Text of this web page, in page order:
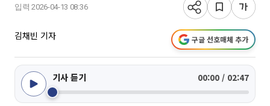
입력 2026-04-13 08:36
김채빈 기자 구글 선호매체 추가
기사 듣기 00:00 / 02:47